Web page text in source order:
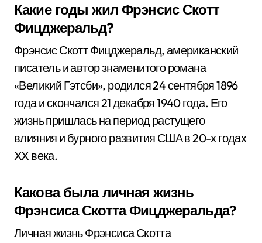
Какие годы жил Фрэнсис Скотт
Фицджеральд?
Фрэнсис Скотт Фицджеральд, американский
писатель и автор знаменитого романа
«Великий Гэтсби», родился 24 сентября 1896
года и скончался 21 декабря 1940 года. Его
жизнь пришлась на период растущего
влияния и бурного развития США в 20-х годах
XX века.
Какова была личная жизнь
Фрэнсиса Скотта Фицджеральда?
Личная жизнь Фрэнсиса Скотта